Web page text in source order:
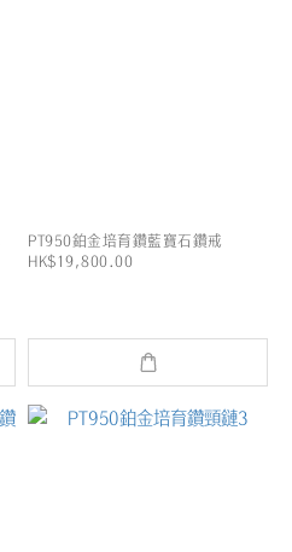
PT950鉑金培育鑽藍寶石鑽戒
HK$19,800.00